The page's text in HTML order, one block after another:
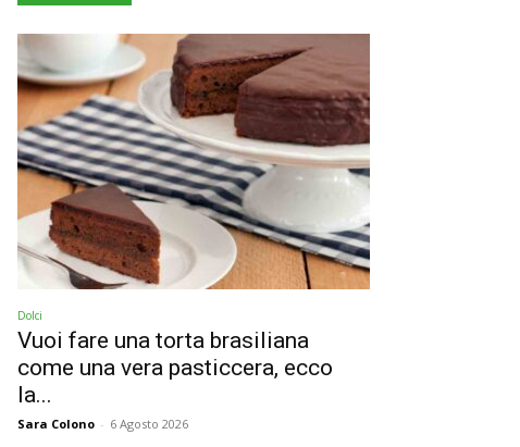
Dolci
Vuoi fare una torta brasiliana
come una vera pasticcera, ecco
la...
Sara Colono - 6 Agosto 2026